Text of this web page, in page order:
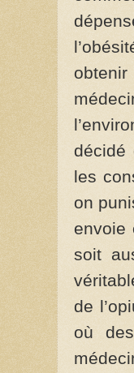
décidé
les
on
envoie
soit
de
où